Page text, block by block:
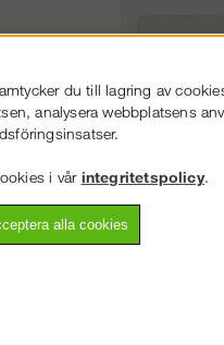
Frakt:
info
Andra köpte även
du till lagring av
analysera webbplatsens
i vår integritetspolicy.
alla cookies
FÖRETAG NEDAN.